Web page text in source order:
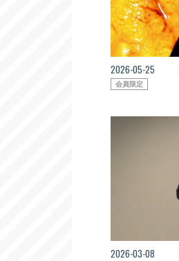
2026-05-25
会員限定
2026-03-08